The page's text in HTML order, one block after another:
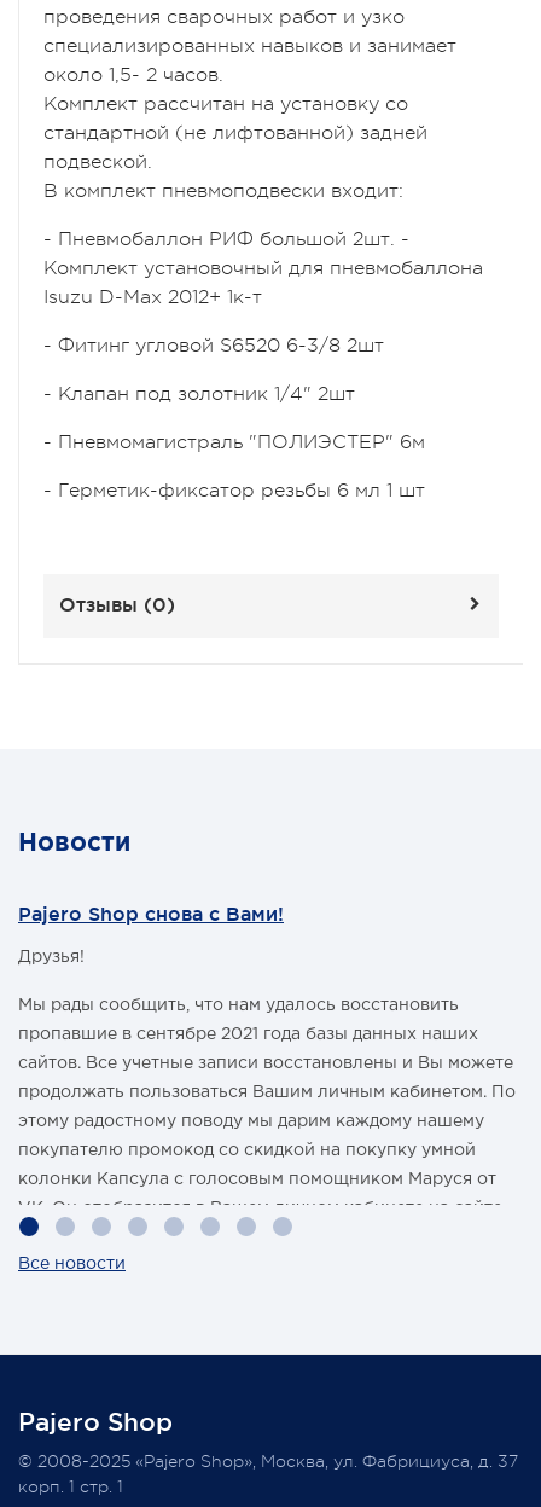
проведения сварочных работ и узко
специализированных навыков и занимает
около 1,5- 2 часов.
Комплект рассчитан на установку со
стандартной (не лифтованной) задней
подвеской.
В комплект пневмоподвески входит:
- Пневмобаллон РИФ большой 2шт. -
Комплект установочный для пневмобаллона
Isuzu D-Max 2012+ 1к-т
- Фитинг угловой S6520 6-3/8 2шт
- Клапан под золотник 1/4" 2шт
- Пневмомагистраль "ПОЛИЭСТЕР" 6м
- Герметик-фиксатор резьбы 6 мл 1 шт
Отзывы (0)
Новости
Pajero Shop снова с Вами!
Друзья!
Мы рады сообщить, что нам удалось восстановить
пропавшие в сентябре 2021 года базы данных наших
сайтов. Все учетные записи восстановлены и Вы можете
продолжать пользоваться Вашим личным кабинетом. По
этому радостному поводу мы дарим каждому нашему
покупателю промокод со скидкой на покупку умной
колонки Капсула с голосовым помощником Маруся от
VK. Он отобразится в Вашем личном кабинете на сайте
магазина Pajero Shop 14 февраля.
Всегда Ваш, Pajero Shop
3 февраля 2022
Все новости
Pajero Shop
© 2008-2025 «Pajero Shop», Москва, ул. Фабрициуса, д. 37
корп. 1 стр. 1